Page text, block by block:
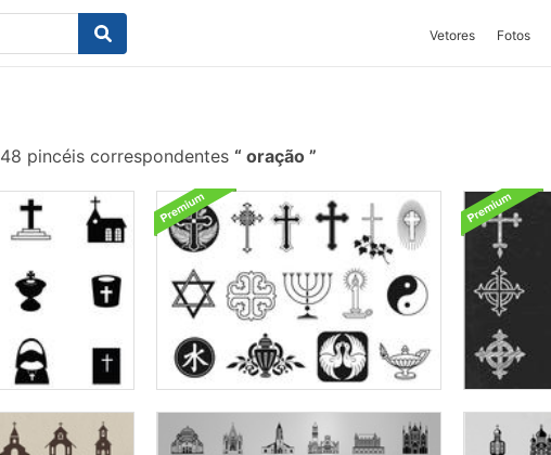
Vetores Fotos
48 pincéis correspondentes oração